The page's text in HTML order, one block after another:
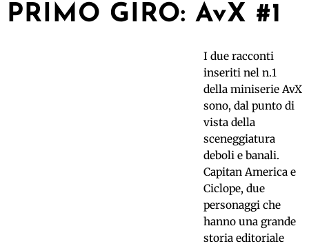
PRIMO GIRO: AvX #1
I due racconti
inseriti nel n.1
della miniserie AvX
sono, dal punto di
vista della
sceneggiatura
deboli e banali.
Capitan America e
Ciclope, due
personaggi che
hanno una grande
storia editoriale